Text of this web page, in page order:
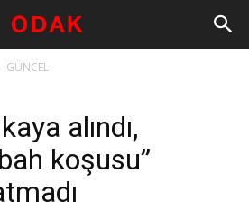
GÜNCEL
alındı,
koşusu”